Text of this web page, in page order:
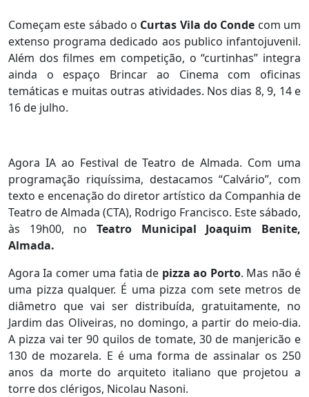
Começam este sábado o Curtas Vila do Conde com um
extenso programa dedicado aos publico infantojuvenil.
Além dos filmes em competição, o “curtinhas” integra
ainda o espaço Brincar ao Cinema com oficinas
temáticas e muitas outras atividades. Nos dias 8, 9, 14 e
16 de julho.
Agora IA ao Festival de Teatro de Almada. Com uma
programação riquíssima, destacamos “Calvário”, com
texto e encenação do diretor artístico da Companhia de
Teatro de Almada (CTA), Rodrigo Francisco. Este sábado,
às 19h00, no Teatro Municipal Joaquim Benite,
Almada.
Agora Ia comer uma fatia de pizza ao Porto. Mas não é
uma pizza qualquer. É uma pizza com sete metros de
diâmetro que vai ser distribuída, gratuitamente, no
Jardim das Oliveiras, no domingo, a partir do meio-dia.
A pizza vai ter 90 quilos de tomate, 30 de manjericão e
130 de mozarela. E é uma forma de assinalar os 250
anos da morte do arquiteto italiano que projetou a
torre dos clérigos, Nicolau Nasoni.